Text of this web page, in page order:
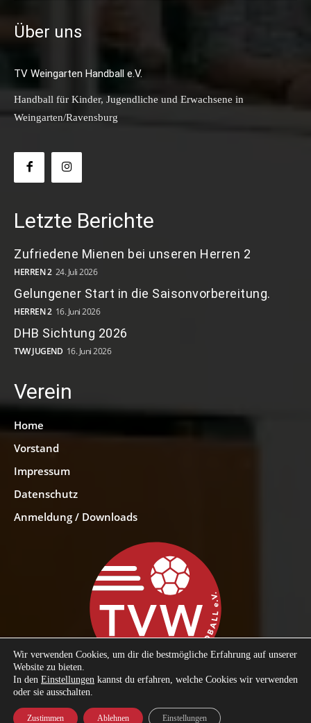
Über uns
TV Weingarten Handball e.V.
Handball für Kinder, Jugendliche und Erwachsene in
Weingarten/Ravensburg
Letzte Berichte
Zufriedene Mienen bei unseren Herren 2
HERREN 2 24. Juli 2026
Gelungener Start in die Saisonvorbereitung.
HERREN 2 16. Juni 2026
DHB Sichtung 2026
TVW JUGEND 16. Juni 2026
Verein
Home
Vorstand
Impressum
Datenschutz
Anmeldung / Downloads
Wir verwenden Cookies, um dir die bestmögliche Erfahrung auf unserer
Website zu bieten.
In den Einstellungen kannst du erfahren, welche Cookies wir verwenden
oder sie ausschalten.
Zustimmen Ablehnen Einstellungen